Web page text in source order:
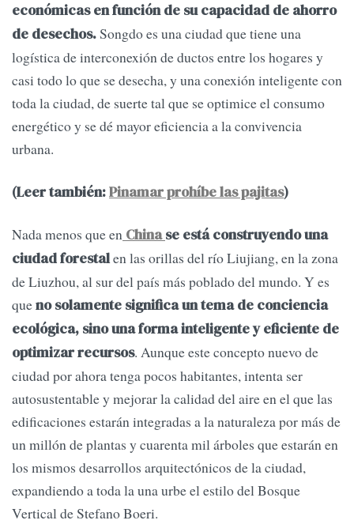
económicas en función de su capacidad de ahorro
de desechos.Songdo es una ciudad que tiene una
logística de interconexión de ductos entre los hogares y
casi todo lo que se desecha, y una conexión inteligente con
toda la ciudad, de suerte tal que se optimice el consumo
energético y se dé mayor eficiencia a la convivencia
urbana.
(Leer también:Pinamar prohíbe las pajitas)
Nada menos que en China se está construyendo una
ciudad forestalen las orillas del río Liujiang, en la zona
de Liuzhou, al sur del país más poblado del mundo. Y es
queno solamente significa un tema de conciencia
ecológica, sino una forma inteligente y eficiente de
optimizar recursos. Aunque este concepto nuevo de
ciudad por ahora tenga pocos habitantes, intenta ser
autosustentable y mejorar la calidad del aire en el que las
edificaciones estarán integradas a la naturaleza por más de
un millón de plantas y cuarenta mil árboles que estarán en
los mismos desarrollos arquitectónicos de la ciudad,
expandiendo a toda la una urbe el estilo del Bosque
Vertical de Stefano Boeri.